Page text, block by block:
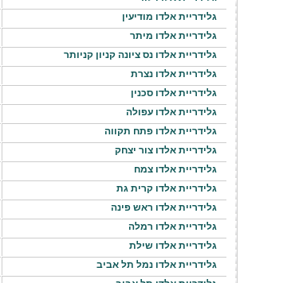
גלידריית אלדו מודיעין
גלידריית אלדו מיתר
גלידריית אלדו נס ציונה קניון קניותר
גלידריית אלדו נצרת
גלידריית אלדו סכנין
גלידריית אלדו עפולה
גלידריית אלדו פתח תקווה
גלידריית אלדו צור יצחק
גלידריית אלדו צמח
גלידריית אלדו קרית גת
גלידריית אלדו ראש פינה
גלידריית אלדו רמלה
גלידריית אלדו שילת
גלידריית אלדו נמל תל אביב